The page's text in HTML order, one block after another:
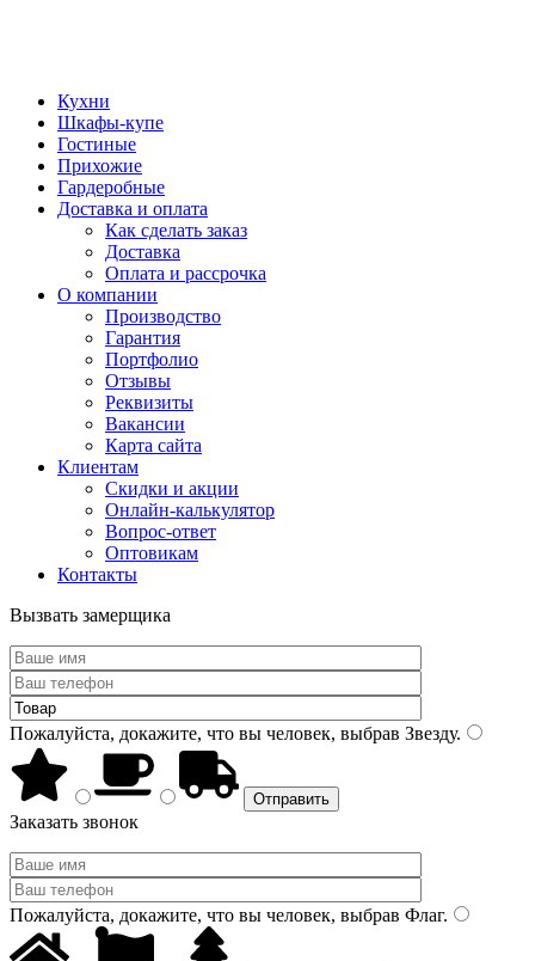
Кухни
Шкафы-купе
Гостиные
Прихожие
Гардеробные
Доставка и оплата
Как сделать заказ
Доставка
Оплата и рассрочка
О компании
Производство
Гарантия
Портфолио
Отзывы
Реквизиты
Вакансии
Карта сайта
Клиентам
Скидки и акции
Онлайн-калькулятор
Вопрос-ответ
Оптовикам
Контакты
Вызвать замерщика
Пожалуйста, докажите, что вы человек, выбрав Звезду.
Заказать звонок
Пожалуйста, докажите, что вы человек, выбрав Флаг.